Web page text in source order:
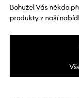
Bohužel Vás někdo
produkty z naší